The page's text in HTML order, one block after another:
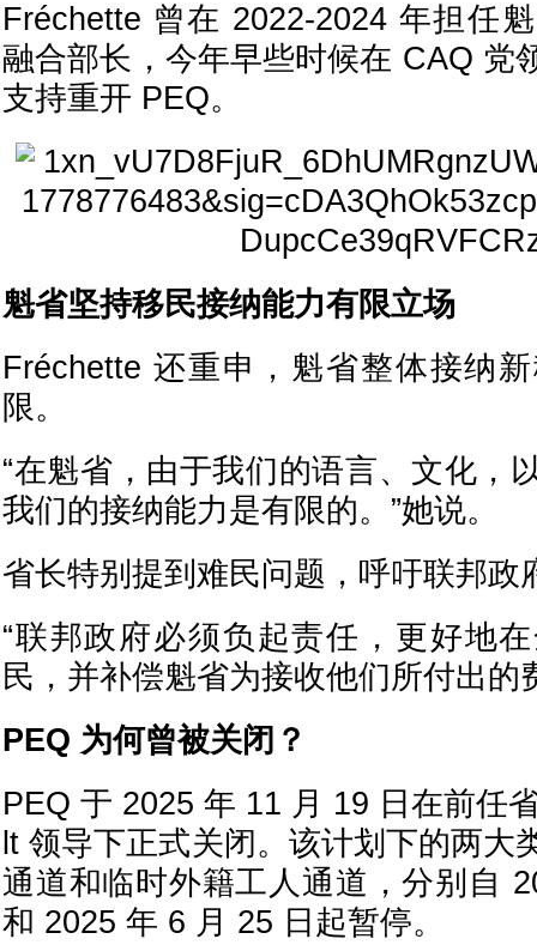
Fréchette 曾在 2022-2024 年担任
融合部长，今年早些时候在 CAQ 党
支持重开 PEQ。
魁省坚持移民接纳能力有限立场
Fréchette 还重申，魁省整体接纳
限。
“在魁省，由于我们的语言、文化，
我们的接纳能力是有限的。”她说。
省长特别提到难民问题，呼吁联邦政
“联邦政府必须负起责任，更好地
民，并补偿魁省为接收他们所付出的
PEQ 为何曾被关闭？
PEQ 于 2025 年 11 月 19 日在前任
lt 领导下正式关闭。该计划下的两
通道和临时外籍工人通道，分别自
和 2025 年 6 月 25 日起暂停。